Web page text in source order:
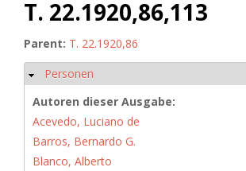
T. 22.1920,86,113
Parent: T. 22.1920,86
Hide
Personen
Autoren dieser Ausgabe:
Acevedo, Luciano de
Barros, Bernardo G.
Blanco, Alberto